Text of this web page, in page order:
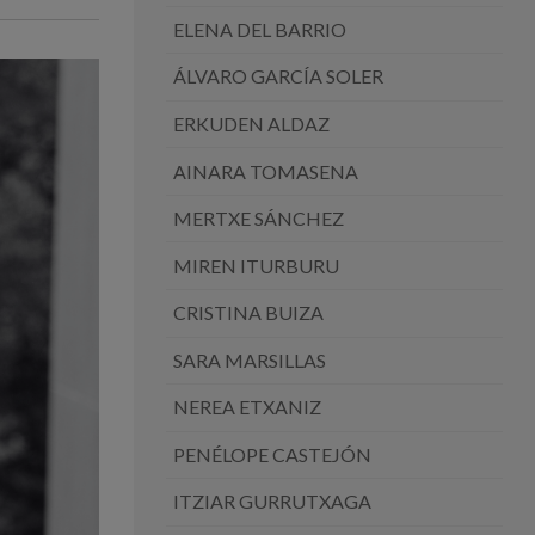
ELENA DEL BARRIO
ÁLVARO GARCÍA SOLER
ERKUDEN ALDAZ
AINARA TOMASENA
MERTXE SÁNCHEZ
MIREN ITURBURU
CRISTINA BUIZA
SARA MARSILLAS
NEREA ETXANIZ
PENÉLOPE CASTEJÓN
ITZIAR GURRUTXAGA